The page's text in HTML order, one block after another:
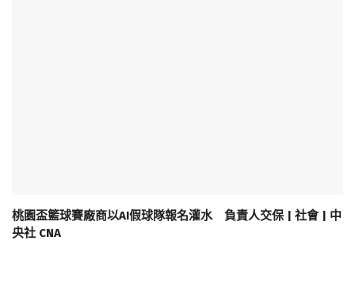
桃園盃籃球賽廠商以AI假球隊報名灌水 負責人交保 | 社會 | 中
央社 CNA